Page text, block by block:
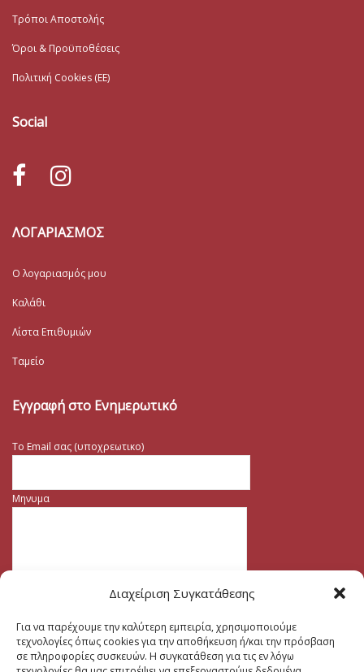
Διαχείριση Συγκατάθεσης
Για να παρέχουμε την καλύτερη εμπειρία, χρησιμοποιούμε
τεχνολογίες όπως cookies για την αποθήκευση ή/και την πρόσβαση
σε πληροφορίες συσκευών. Η συγκατάθεση για τις εν λόγω
Τρόποι Αποστολής
Όροι & Προϋποθέσεις
Πολιτική Cookies (ΕΕ)
Social
ΛΟΓΑΡΙΑΣΜΟΣ
Ο λογαριασμός μου
Καλάθι
Λίστα Επιθυμιών
Ταμείο
Εγγραφή στο Ενημερωτικό
Το Email σας (υποχρεωτικο)
Μηνυμα